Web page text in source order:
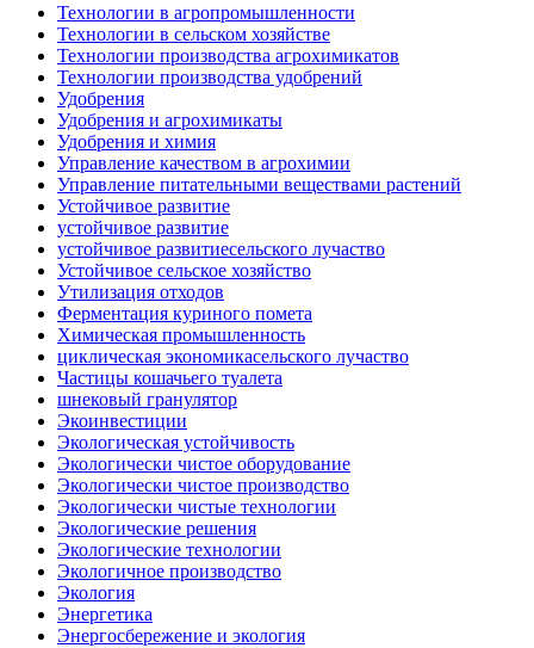
Технологии в агропромышленности
Технологии в сельском хозяйстве
Технологии производства агрохимикатов
Технологии производства удобрений
Удобрения
Удобрения и агрохимикаты
Удобрения и химия
Управление качеством в агрохимии
Управление питательными веществами растений
Устойчивое развитие
устойчивое развитие
устойчивое развитиесельского лучаство
Устойчивое сельское хозяйство
Утилизация отходов
Ферментация куриного помета
Химическая промышленность
циклическая экономикасельского лучаство
Частицы кошачьего туалета
шнековый гранулятор
Экоинвестиции
Экологическая устойчивость
Экологически чистое оборудование
Экологически чистое производство
Экологически чистые технологии
Экологические решения
Экологические технологии
Экологичное производство
Экология
Энергетика
Энергосбережение и экология